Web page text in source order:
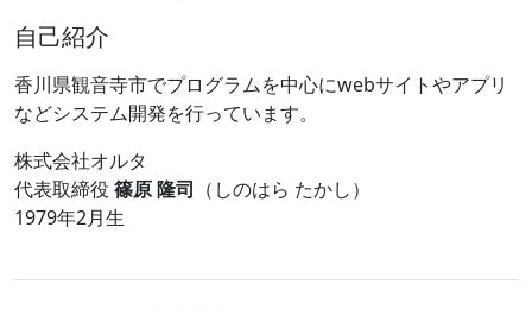
自己紹介
香川県観音寺市でプログラムを中心にwebサイトやアプリ
などシステム開発を行っています。
株式会社オルタ
代表取締役 篠原 隆司 （しのはら たかし）
1979年2月生